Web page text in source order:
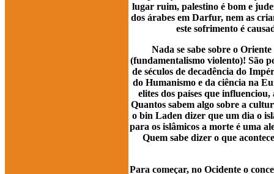
lugar ruim, palestino é bom e
dos árabes em Darfur, nem as
este sofrimento é
Nada se sabe sobre o
(fundamentalismo violento)! São
de séculos de decadência do
do Humanismo e da ciência na
elites dos países que
Quantos sabem algo sobre a
o bin Laden dizer que um dia o
para os islâmicos a morte é uma
Quem sabe dizer o que
Para começar, no Ocidente o